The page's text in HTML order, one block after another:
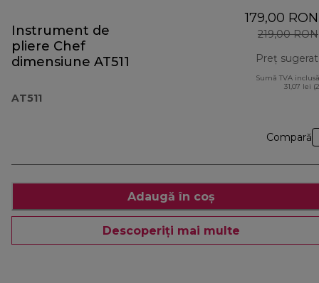
Instrument de
pliere Chef
dimensiune AT511
AT511
179,00 RON
219,00 RON
Preț sugerat
Sumă TVA
31,07 lei
Compară
Adaugă în coș
Descoperiți mai multe